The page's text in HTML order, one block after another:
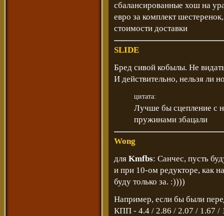
сбалансированные хош на
евро за комплект
стоимости доставки
SLIDE
Бред сивой кобылы. Не
И действительно, нельзя ли
цитата:
Лучше бы сцепление с
пружинами збацали
Wong
для Kmfbs: Санчес, пусть
и при 10-ом редукторе, как
буду только за. :))))
Например, если бы были
КПП - 4.4 / 2.86 / 2.07 / 1.67 /